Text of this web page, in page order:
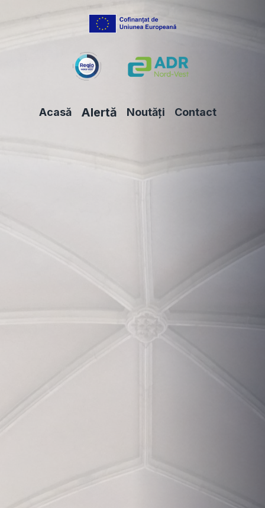
Acasă Alertă Noutăți Contact